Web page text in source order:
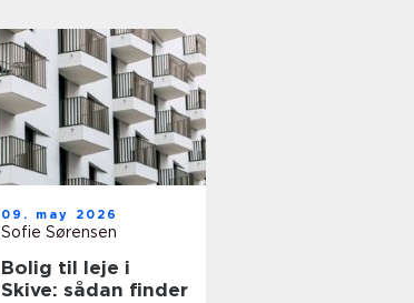
09. may 2026
Sofie Sørensen
Bolig til leje i
Skive: sådan finder